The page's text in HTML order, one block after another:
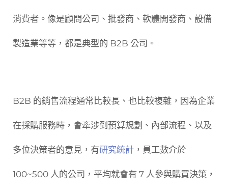
消費者。像是顧問公司、批發商、軟體開發商、設備
製造業等等，都是典型的 B2B 公司。
B2B 的銷售流程通常比較長、也比較複雜，因為企業
在採購服務時，會牽涉到預算規劃、內部流程、以及
多位決策者的意見，有研究統計 ，員工數介於
100~500 人的公司，平均就會有 7 人參與購買決策，